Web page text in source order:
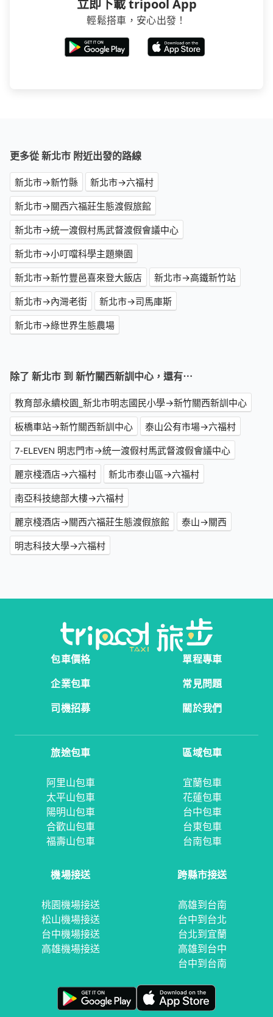
立即下載 tripool App
輕鬆搭車，安心出發！
更多從 新北市 附近出發的路線
新北市→新竹縣
新北市→六福村
新北市→關西六福莊生態渡假旅館
新北市→統一渡假村馬武督渡假會議中心
新北市→小叮噹科學主題樂園
新北市→新竹豐邑喜來登大飯店
新北市→高鐵新竹站
新北市→內灣老街
新北市→司馬庫斯
新北市→綠世界生態農場
除了 新北市 到 新竹關西新訓中心，還有⋯
教育部永續校園_新北市明志國民小學→新竹關西新訓中心
板橋車站→新竹關西新訓中心
泰山公有市場→六福村
7-ELEVEN 明志門市→統一渡假村馬武督渡假會議中心
麗京棧酒店→六福村
新北市泰山區→六福村
南亞科技總部大樓→六福村
麗京棧酒店→關西六福莊生態渡假旅館
泰山→關西
明志科技大學→六福村
包車價格
單程專車
企業包車
常見問題
司機招募
關於我們
旅途包車
阿里山包車
太平山包車
陽明山包車
合歡山包車
福壽山包車
區域包車
宜蘭包車
花蓮包車
台中包車
台東包車
台南包車
機場接送
桃園機場接送
松山機場接送
台中機場接送
高雄機場接送
跨縣市接送
高雄到台南
台中到台北
台北到宜蘭
高雄到台中
台中到台南